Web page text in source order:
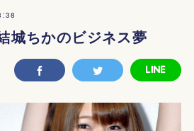
城ちかのビジネス夢